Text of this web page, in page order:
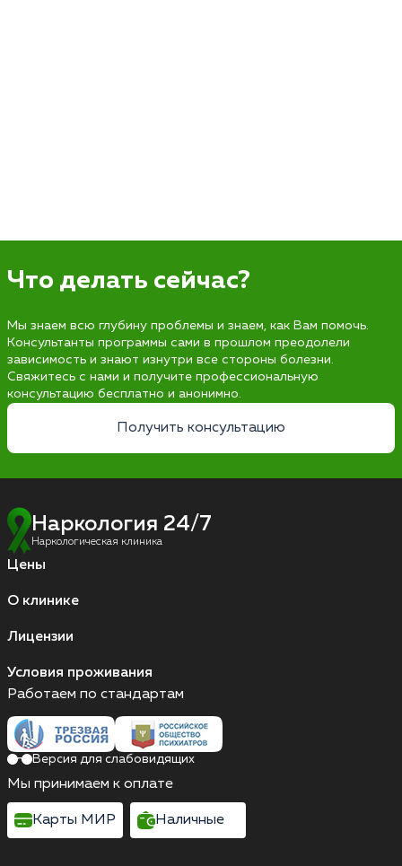
Что делать сейчас?
Мы знаем всю глубину проблемы и знаем, как Вам помочь.
Консультанты программы сами в прошлом преодолели
зависимость и знают изнутри все стороны болезни.
Свяжитесь с нами и получите профессиональную
консультацию бесплатно и анонимно.
Получить консультацию
Наркология 24/7
Наркологическая клиника
Цены
О клинике
Лицензии
Условия проживания
Работаем по стандартам
Версия для слабовидящих
Мы принимаем к оплате
Карты МИР Наличные